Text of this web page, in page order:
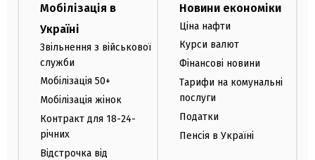
Мобілізація в
Україні
Звільнення з військової
служби
Мобілізація 50+
Мобілізація жінок
Контракт для 18-24-
річних
Відстрочка від
Новини економіки
Ціна нафти
Курси валют
Фінансові новини
Тарифи на комунальні
послуги
Податки
Пенсія в Україні